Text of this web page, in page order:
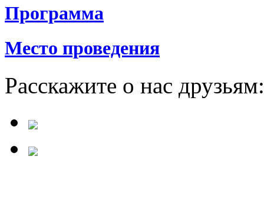
Программа
Место проведения
Расскажите о нас друзьям: